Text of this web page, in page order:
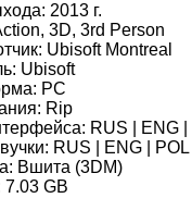
2013 г.
3D, 3rd Person
Ubisoft Montreal
Ubisoft
РС
Rip
RUS | ENG |
RUS | ENG | POL
Вшита (3DM)
7.03 GB